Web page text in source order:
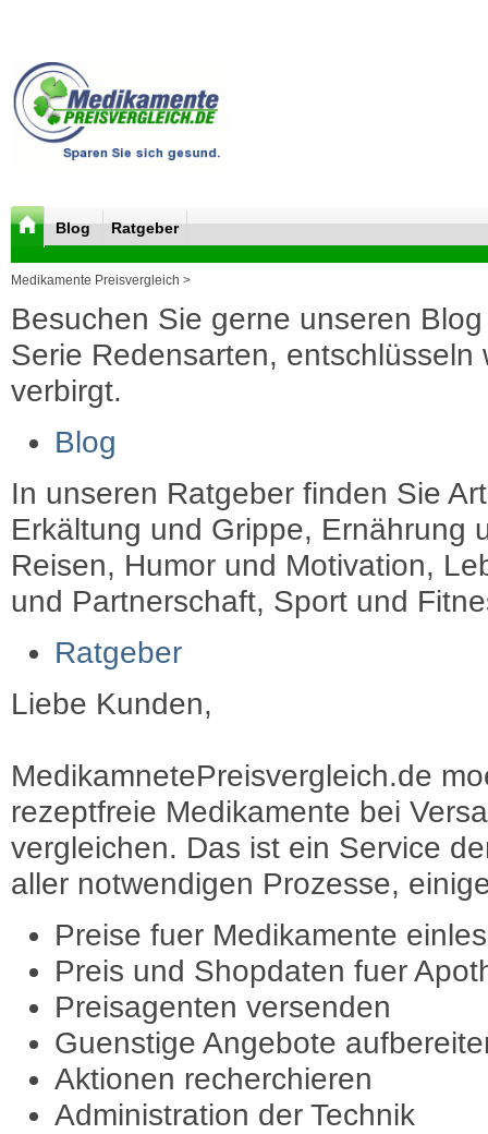
Blog Ratgeber
Medikamente Preisvergleich >
Besuchen Sie gerne unseren
Serie Redensarten, entschlüsseln
verbirgt.
Blog
In unseren Ratgeber finden Sie
Erkältung und Grippe, Ernährung
Reisen, Humor und Motivation,
und Partnerschaft, Sport und
Ratgeber
Liebe Kunden,
MedikamnetePreisvergleich.de
rezeptfreie Medikamente bei
vergleichen. Das ist ein Service
aller notwendigen Prozesse,
Preise fuer Medikamente
Preis und Shopdaten fuer
Preisagenten versenden
Guenstige Angebote
Aktionen recherchieren
Administration der Technik